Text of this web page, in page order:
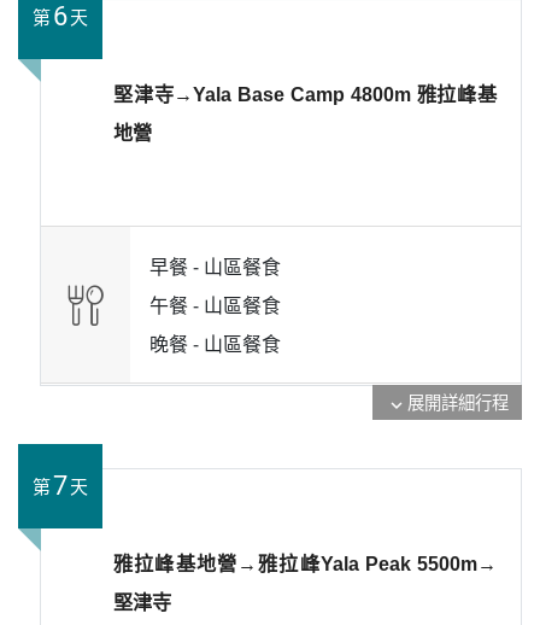
第6天
堅津寺→Yala Base Camp 4800m 雅拉峰基
地營
早餐 - 山區餐食
午餐 - 山區餐食
晚餐 - 山區餐食
expand_more 展開詳細行程
第7天
雅拉峰基地營→雅拉峰Yala Peak 5500m→
堅津寺